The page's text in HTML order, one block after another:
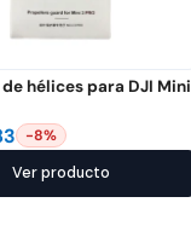
hélices para DJI Mini
-8%
Ver producto